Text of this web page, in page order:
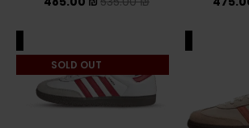
SOLD OUT